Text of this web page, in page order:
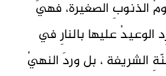
الذنوبِ الصغيرة، فهيَ
الوعيدُ عليها بالنارِ في
الشريفة ، بل وردَ النهيُ